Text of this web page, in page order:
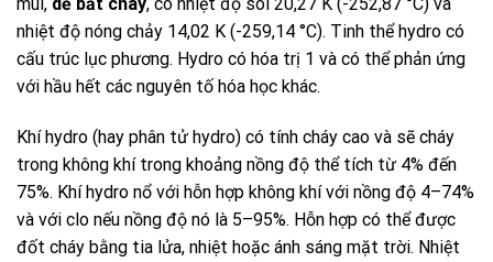
nhiệt độ nóng chảy 14,02 K (-259,14 °C). Tinh thể hydro có
cấu trúc lục phương. Hydro có hóa trị 1 và có thể phản ứng
với hầu hết các nguyên tố hóa học khác.
Khí hydro (hay phân tử hydro) có tính cháy cao và sẽ cháy
trong không khí trong khoảng nồng độ thể tích từ 4% đến
75%. Khí hydro nổ với hỗn hợp không khí với nồng độ 4–74%
và với clo nếu nồng độ nó là 5–95%. Hỗn hợp có thể được
đốt cháy bằng tia lửa, nhiệt hoặc ánh sáng mặt trời. Nhiệt